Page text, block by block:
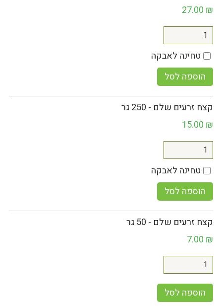
27.00 ₪
טחינה לאבקה
הוספה לסל
קצח זרעים שלם - 250 גר
15.00 ₪
טחינה לאבקה
הוספה לסל
קצח זרעים שלם - 50 גר
7.00 ₪
הוספה לסל